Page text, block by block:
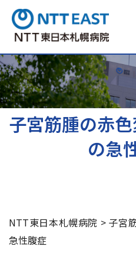
当院について
ご来院される方へ
採用情報
子宮筋腫の赤
の急
NTT東日本札幌病院 > 子宮
急性腹症